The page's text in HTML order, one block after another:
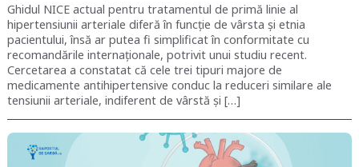
Ghidul NICE actual pentru tratamentul de primă linie al
hipertensiunii arteriale diferă în funcție de vârsta și etnia
pacientului, însă ar putea fi simplificat în conformitate cu
recomandările internaționale, potrivit unui studiu recent.
Cercetarea a constatat că cele trei tipuri majore de
medicamente antihipertensive conduc la reduceri similare ale
tensiunii arteriale, indiferent de vârstă și […]